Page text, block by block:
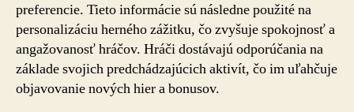
preferencie. Tieto informácie sú následne použité na
personalizáciu herného zážitku, čo zvyšuje spokojnosť a
angažovanosť hráčov. Hráči dostávajú odporúčania na
základe svojich predchádzajúcich aktivít, čo im uľahčuje
objavovanie nových hier a bonusov.